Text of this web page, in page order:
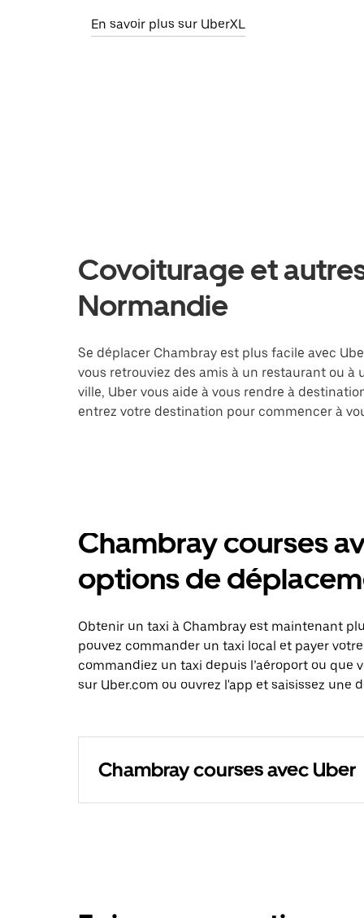
En savoir plus sur UberXL
Covoiturage et
Normandie
Se déplacer Chambray est plus facile avec
vous retrouviez des amis à un restaurant ou
ville, Uber vous aide à vous rendre à
entrez votre destination pour commencer à
Chambray courses
options de
Obtenir un taxi à Chambray est maintenant
pouvez commander un taxi local et payer
commandiez un taxi depuis l’aéroport ou
sur Uber.com ou ouvrez l'app et saisissez une
Chambray courses avec Uber